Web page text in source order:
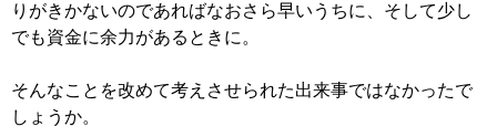
りがきかないのであればなおさら早いうちに、そして少し
でも資金に余力があるときに。
そんなことを改めて考えさせられた出来事ではなかったで
しょうか。